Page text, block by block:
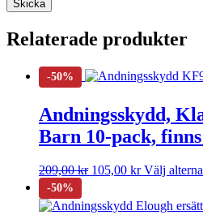
Relaterade produkter
Andningsskydd,
Barn 10-pack,
209,00kr 105,00 kr Välj